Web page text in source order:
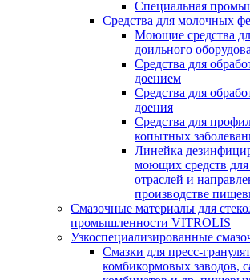
Специальная
Средства для молочных
Моющие средства
доильного
Средства для
доением
Средства для
доения
Средства для
копытных
Линейка
моющих средств
отраслей и
производстве
Смазочные материалы для
промышленности VITROLIS
Узкоспециализированные
Смазки для пресс-
комбикормовых заводов,